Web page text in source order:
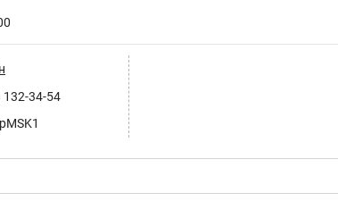
132-34-54